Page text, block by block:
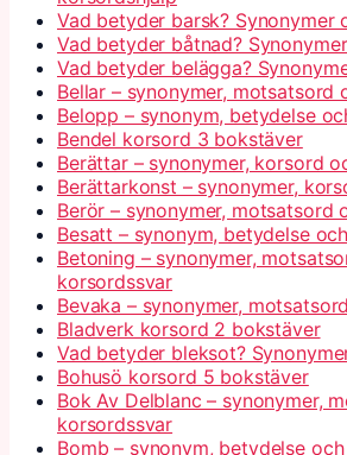
Vad betyder barsk? Synonymer
Vad betyder båtnad?
Vad betyder belägga?
Bellar – synonymer, motsatsord
Belopp – synonym, betydelse
Bendel korsord 3 bokstäver
Berättar – synonymer, korsord
Berättarkonst – synonymer,
Berör – synonymer, motsatsord
Besatt – synonym, betydelse
Betoning – synonymer,
korsordssvar
Bevaka – synonymer,
Bladverk korsord 2 bokstäver
Vad betyder bleksot?
Bohusö korsord 5 bokstäver
Bok Av Delblanc – synonymer,
korsordssvar
Bomb – synonym, betydelse